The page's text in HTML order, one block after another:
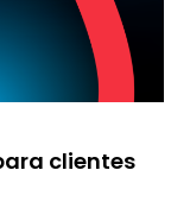
clientes